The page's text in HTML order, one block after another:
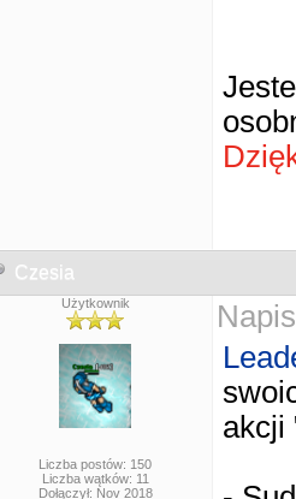
Czesia
Użytkownik
Liczba postów: 150
Liczba wątków: 11
Dołączył: Nov 2018
akcji